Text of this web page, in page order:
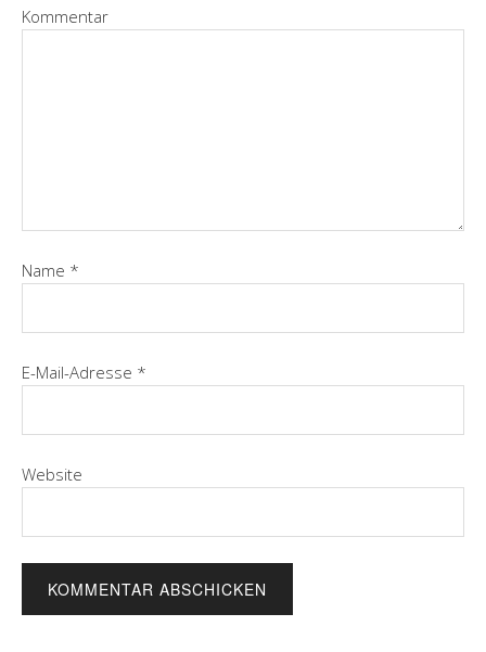
Kommentar
Name *
E-Mail-Adresse *
Website